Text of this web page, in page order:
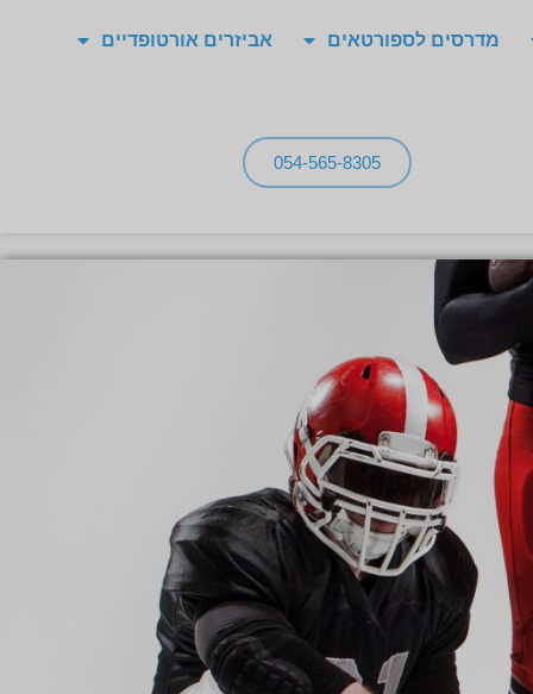
מדרסים לספורטאים אביזרים אורטופדיים
054-565-8305